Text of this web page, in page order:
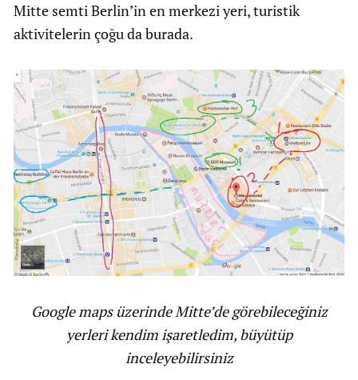
Mitte semti Berlin’in en merkezi yeri, turistik
aktivitelerin çoğu da burada.
Google maps üzerinde Mitte’de görebileceğiniz
yerleri kendim işaretledim, büyütüp
inceleyebilirsiniz